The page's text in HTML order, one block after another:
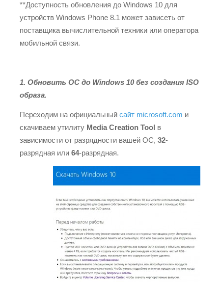
**Доступность обновления до Windows 10 для
устройств Windows Phone 8.1 может зависеть от
поставщика вычислительной техники или оператора
мобильной связи.
1. Обновить ОС до Windows 10 без создания ISO
образа.
Переходим на официальный сайт microsoft.com и
скачиваем утилиту Media Creation Tool в
зависимости от разрядности вашей ОС, 32-
разрядная или 64-разрядная.